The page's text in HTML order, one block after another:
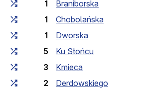
1
Braniborska
1
Chobolańska
1
Dworska
5
Ku Słońcu
3
Kmieca
2
Derdowskiego